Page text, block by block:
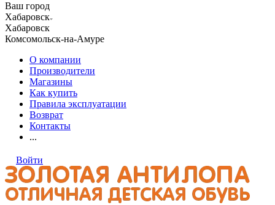
Ваш город
Хабаровск
Хабаровск
Комсомольск-на-Амуре
О компании
Производители
Магазины
Как купить
Правила эксплуатации
Возврат
Контакты
...
Войти